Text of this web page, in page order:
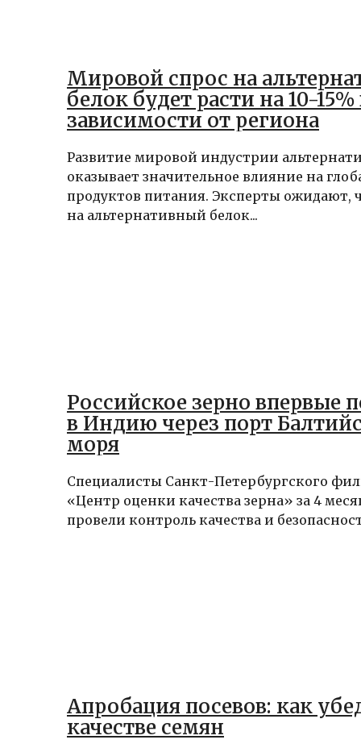
Мировой спрос на
белок будет расти на 10-15%
зависимости от региона
Развитие мировой индустрии
оказывает значительное влияние на
продуктов питания. Эксперты ожидают,
на альтернативный белок...
Российское зерно впервые
в Индию через порт
моря
Специалисты Санкт-Петербургского
«Центр оценки качества зерна» за 4
провели контроль качества и
Апробация посевов: как
качестве семян